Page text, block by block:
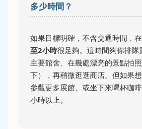
多少時間？
如果目標明確，不含交通時間，
至2小時很足夠。這時間夠你排隊
主要館舍、在幾處漂亮的景點拍
下），再稍微逛逛商店。但如果想
參觀更多展館、或坐下來喝杯咖
小時以上。